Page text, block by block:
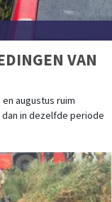
VAN
en augustus ruim
in dezelfde periode